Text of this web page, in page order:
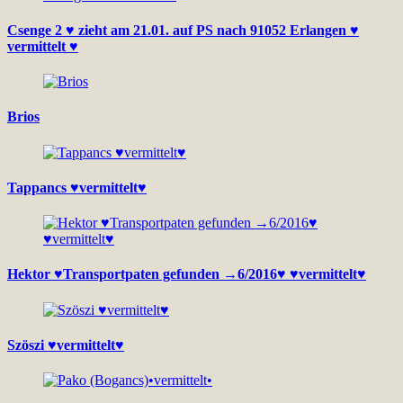
Csenge 2 ♥ zieht am 21.01. auf PS nach 91052 Erlangen ♥
vermittelt ♥
Brios
Tappancs ♥vermittelt♥
Hektor ♥Transportpaten gefunden →6/2016♥ ♥vermittelt♥
Szöszi ♥vermittelt♥